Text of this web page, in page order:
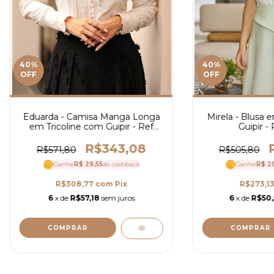
40%
OFF
Eduarda - Camisa Manga Longa
em Tricoline com Guipir - Ref
R$571,80
R$343,08
GanheR$ 29,55de cashback
R$308,77 com Pix
6 x de R$57,18 sem juros
COMPRAR
40%
OFF
Mirela - Blusa
Guipir -
R$505,80
GanheR$
6 x de
COMPRAR